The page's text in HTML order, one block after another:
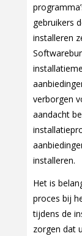
gebruikers
installeren
verborgen
aandacht
installeren.
Het is
proces bij
tijdens de
zorgen dat